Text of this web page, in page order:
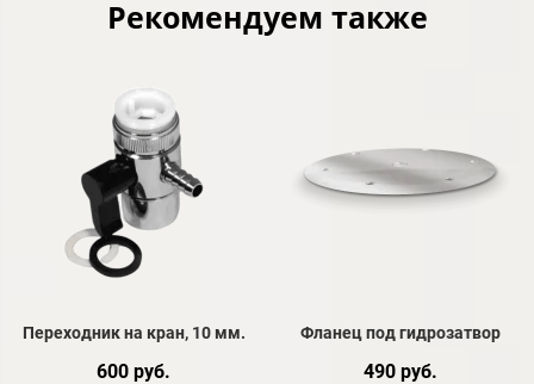
Рекомендуем также
Переходник на кран, 10 мм.
600 руб.
Фланец под гидрозатвор
490 руб.